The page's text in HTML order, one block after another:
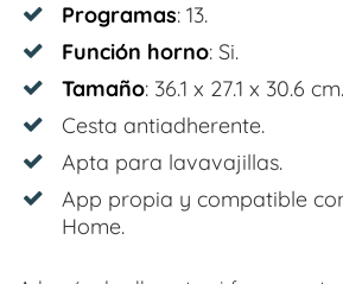
Programas: 13.
Función horno: Si.
Tamaño: ‎‎36.1 x 27.1 x 30.6 cm.
Cesta antiadherente.
Apta para lavavajillas.
App propia y compatible
Home.